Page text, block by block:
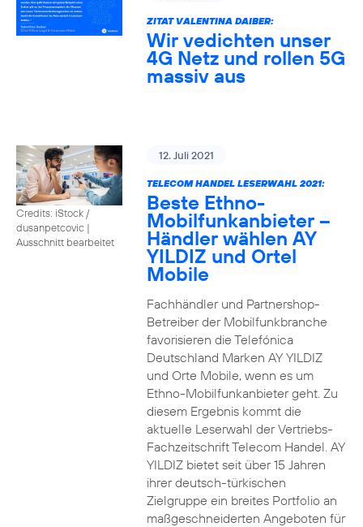
ZITAT VALENTINA DAIBER:
Wir vedichten unser
4G Netz und rollen 5G
massiv aus
Credits: iStock /
dusanpetcovic |
Ausschnitt bearbeitet
12. Juli 2021
TELECOM HANDEL LESERWAHL 2021:
Beste Ethno-
Mobilfunkanbieter –
Händler wählen AY
YILDIZ und Ortel
Mobile
Fachhändler und Partnershop-
Betreiber der Mobilfunkbranche
favorisieren die Telefónica
Deutschland Marken AY YILDIZ
und Orte Mobile, wenn es um
Ethno-Mobilfunkanbieter geht. Zu
diesem Ergebnis kommt die
aktuelle Leserwahl der Vertriebs-
Fachzeitschrift Telecom Handel. AY
YILDIZ bietet seit über 15 Jahren
ihrer deutsch-türkischen
Zielgruppe ein breites Portfolio an
maßgeschneiderten Angeboten für